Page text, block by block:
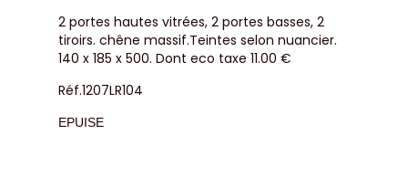
2 portes hautes vitrées, 2 portes basses, 2
tiroirs. chêne massif.Teintes selon nuancier.
140 x 185 x 500. Dont eco taxe 11.00 €
Réf.1207LR104
EPUISE